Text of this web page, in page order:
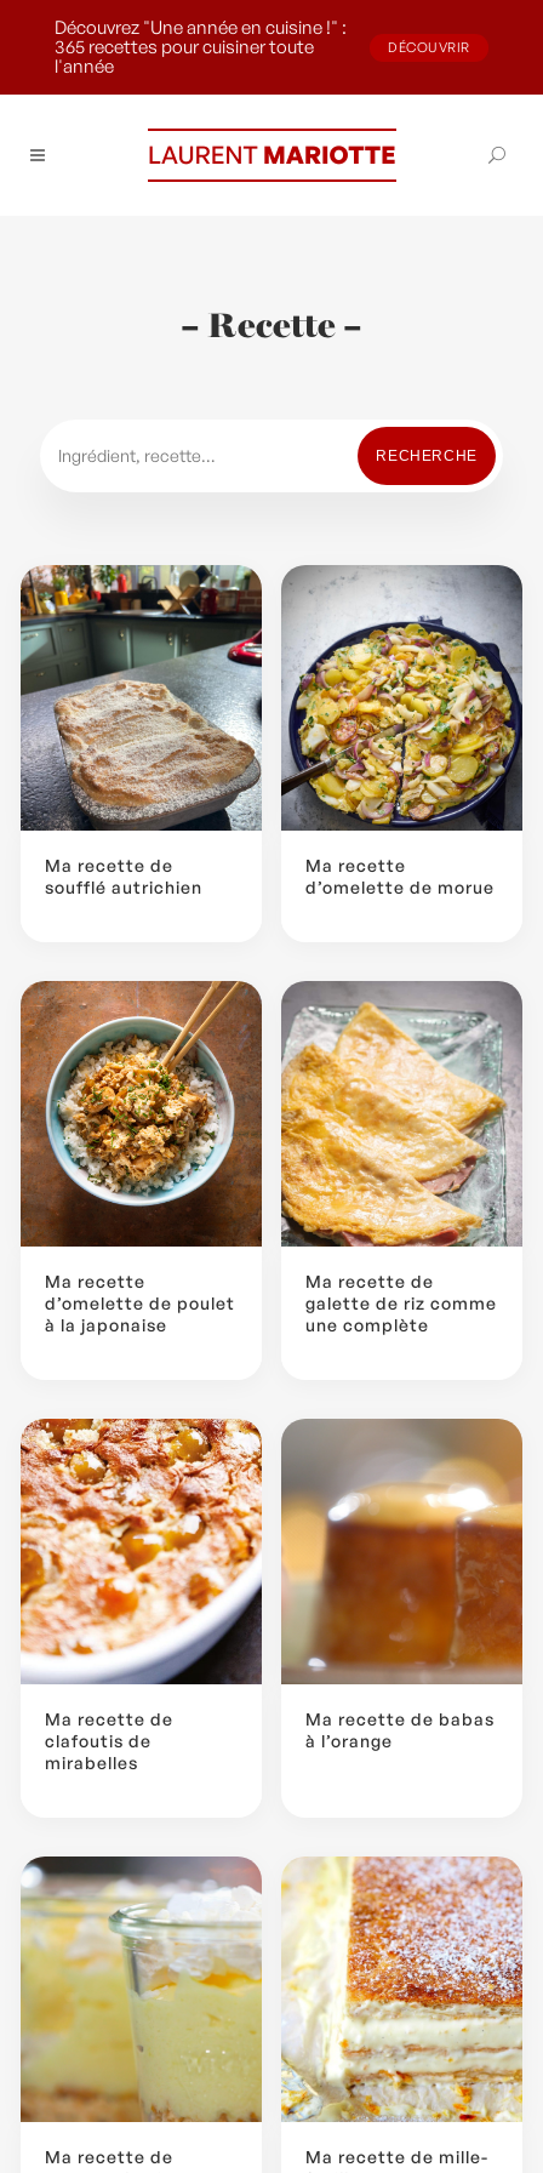
Découvrez "Une année en cuisine !" :
365 recettes pour cuisiner toute
l'année
DÉCOUVRIR
– Recette –
Ma recette de
soufflé autrichien
Ma recette
d’omelette de morue
Ma recette
d’omelette de poulet
à la japonaise
Ma recette de
galette de riz comme
une complète
Ma recette de
clafoutis de
mirabelles
Ma recette de babas
à l’orange
Ma recette de
Ma recette de mille-